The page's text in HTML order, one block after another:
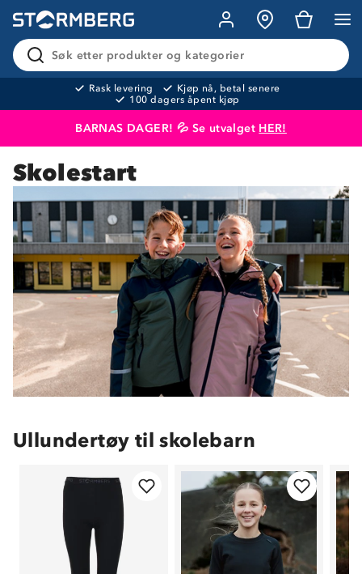
Søk etter produkter og kategorier
Rask levering
Kjøp nå, betal senere
100 dagers åpent kjøp
BARNAS DAGER! 💦 Se utvalget HER!
Produktet er lagt i handlekurven
Skolestart
Ullundertøy til skolebarn